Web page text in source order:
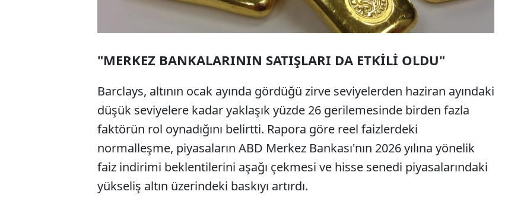
"MERKEZ BANKALARININ SATIŞLARI DA ETKİLİ OLDU"
Barclays, altının ocak ayında gördüğü zirve seviyelerden haziran ayındaki
düşük seviyelere kadar yaklaşık yüzde 26 gerilemesinde birden fazla
faktörün rol oynadığını belirtti. Rapora göre reel faizlerdeki
normalleşme, piyasaların ABD Merkez Bankası'nın 2026 yılına yönelik
faiz indirimi beklentilerini aşağı çekmesi ve hisse senedi piyasalarındaki
yükseliş altın üzerindeki baskıyı artırdı.